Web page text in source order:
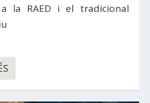
la RAED i el tradicional